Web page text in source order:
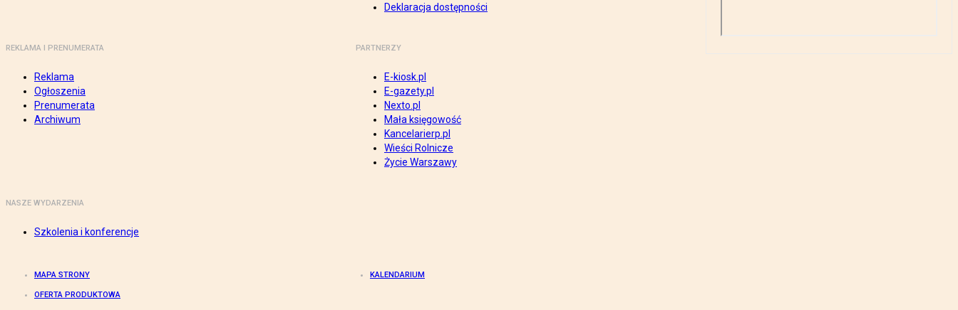
Deklaracja dostępności
REKLAMA I PRENUMERATA
Reklama
Ogłoszenia
Prenumerata
Archiwum
PARTNERZY
E-kiosk.pl
E-gazety.pl
Nexto.pl
Mała księgowość
Kancelarierp.pl
Wieści Rolnicze
Życie Warszawy
NASZE WYDARZENIA
Szkolenia i konferencje
MAPA STRONY KALENDARIUM
OFERTA PRODUKTOWA